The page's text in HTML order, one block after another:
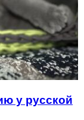
у русской